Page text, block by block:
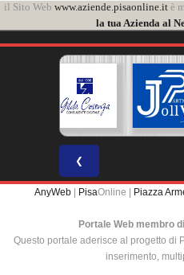
il Sito Web www.aziende.pisaonline.itè
la tua Azienda al
❮
AnyWeb PisaOnline | Piazza
Portale Web membro di
Questo portale aderisce al progetto di
inserimento,